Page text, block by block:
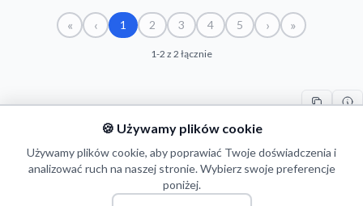
« ‹ 1 2 3 4 5 › »
1-2 z 2 łącznie
ZAWODNIK LICZBA START
D. Wietrzyński 4 19/12/2020 23/01/2021
D. Wietrzyński 3 20/10/2019 09/11/2019
🍪 Używamy plików cookie
Używamy plików cookie, aby poprawiać Twoje doświadczenia i
analizować ruch na naszej stronie. Wybierz swoje preferencje
poniżej.